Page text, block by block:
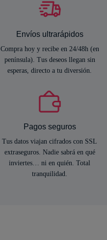
Envíos ultrarápidos
Compra hoy y recibe en 24/48h (en
península). Tus deseos llegan sin
esperas, directo a tu diversión.
Pagos seguros
Tus datos viajan cifrados con SSL
extraseguros. Nadie sabrá en qué
inviertes… ni en quién. Total
tranquilidad.